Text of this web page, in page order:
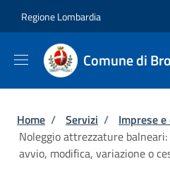
Regione Lombardia
Comune di
Briciole di pane
Home / Servizi / Imprese
Noleggio attrezzature
avvio, modifica, variazione o